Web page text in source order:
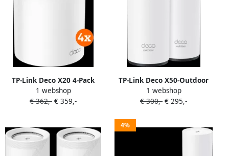
TP-Link Deco X20 4-Pack
1 webshop
€ 362,- € 359,-
TP-Link Deco X50-Outdoor
mesh wifi 6 2-pack
1 webshop
€ 300,- € 295,-
4%